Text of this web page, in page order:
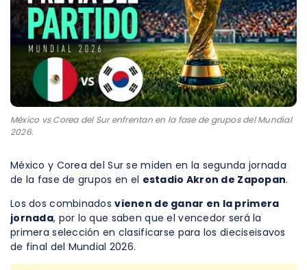
México vs Corea del Sur enfrentan en la fase de grupos del Mundial
2026.
México y Corea del Sur se miden en la segunda jornada
de la fase de grupos en el estadio Akron de Zapopan.
Los dos combinadosvienen de ganar en la primera
jornada, por lo que saben que el vencedor será la
primera selección en clasificarse para los dieciseisavos
de final del Mundial 2026.